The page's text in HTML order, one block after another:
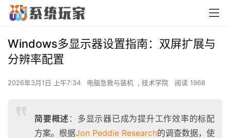
Windows多显示器设置指南：双屏扩展与
分辨率配置
2026年3月1日 上午7:34 电脑急救与装机 , 技术学院 阅读 1968
简要概述 ：多显示器已成为提升工作效率的标配
方案。根据Jon Peddie Research的调查数据，使